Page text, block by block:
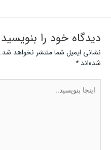
دیدگاه‌ خود را بنویسید
نشانی ایمیل شما منتشر نخواهد شد.
شده‌اند*
بنویسید..